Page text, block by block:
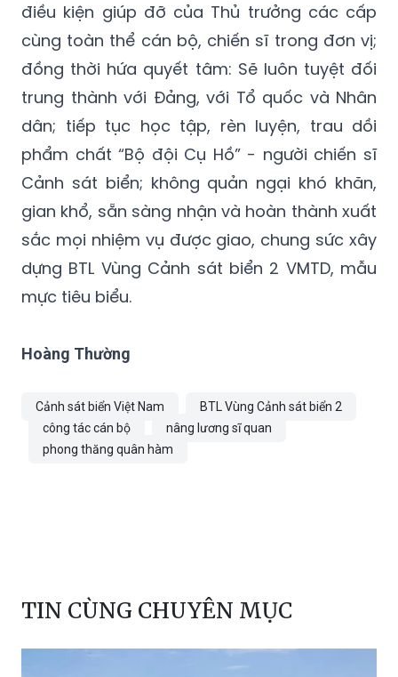
điều kiện giúp đỡ của Thủ trưởng các cấp
cùng toàn thể cán bộ, chiến sĩ trong đơn vị;
đồng thời hứa quyết tâm: Sẽ luôn tuyệt đối
trung thành với Đảng, với Tổ quốc và Nhân
dân; tiếp tục học tập, rèn luyện, trau dồi
phẩm chất “Bộ đội Cụ Hồ” - người chiến sĩ
Cảnh sát biển; không quản ngại khó khăn,
gian khổ, sẵn sàng nhận và hoàn thành xuất
sắc mọi nhiệm vụ được giao, chung sức xây
dựng BTL Vùng Cảnh sát biển 2 VMTD, mẫu
mực tiêu biểu.
Hoàng Thường
Cảnh sát biển Việt Nam
BTL Vùng Cảnh sát biển 2
công tác cán bộ
nâng lương sĩ quan
phong thăng quân hàm
TIN CÙNG CHUYÊN MỤC